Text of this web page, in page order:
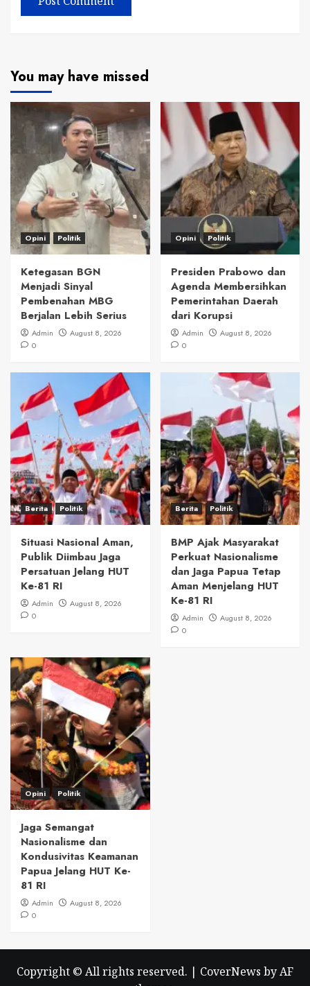
You may have missed
Opini Politik
Ketegasan BGN
Menjadi Sinyal
Pembenahan MBG
Berjalan Lebih Serius
Admin
August 8, 2026
0
Opini Politik
Presiden Prabowo dan
Agenda Membersihkan
Pemerintahan Daerah
dari Korupsi
Admin
August 8, 2026
0
Berita Politik
Situasi Nasional Aman,
Publik Diimbau Jaga
Persatuan Jelang HUT
Ke-81 RI
Admin
August 8, 2026
0
Berita Politik
BMP Ajak Masyarakat
Perkuat Nasionalisme
dan Jaga Papua Tetap
Aman Menjelang HUT
Ke-81 RI
Admin
August 8, 2026
0
Opini Politik
Jaga Semangat
Nasionalisme dan
Kondusivitas Keamanan
Papua Jelang HUT Ke-
81 RI
Admin
August 8, 2026
0
Copyright © All rights reserved. | CoverNews by AF